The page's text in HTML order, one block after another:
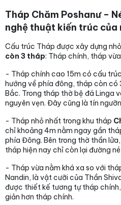
Tháp Chăm Poshanư –
nghệ thuật kiến trúc của
Cấu trúc Tháp được xây dựng
còn 3 tháp: Tháp chính, tháp
- Tháp chính cao 15m có cấu
hướng về phía đông, tháp còn có
Bắc. Trong tháp thờ bệ đá Linga
nguyên vẹn. Đây cũng là tín
- Tháp nhỏ nhất trong khu tháp
chỉ khoảng 4m nằm ngay gần
phía Đông. Bên trong thờ thần
tháp hiện nay chỉ còn lại đường
- Tháp vừa nằm khá xa so với
Nandin, là vật cưỡi của Thần
được thiết kế tương tự tháp
giản hơn tháp chính.